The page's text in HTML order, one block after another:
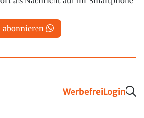
abonnieren
WerbefreiLogin